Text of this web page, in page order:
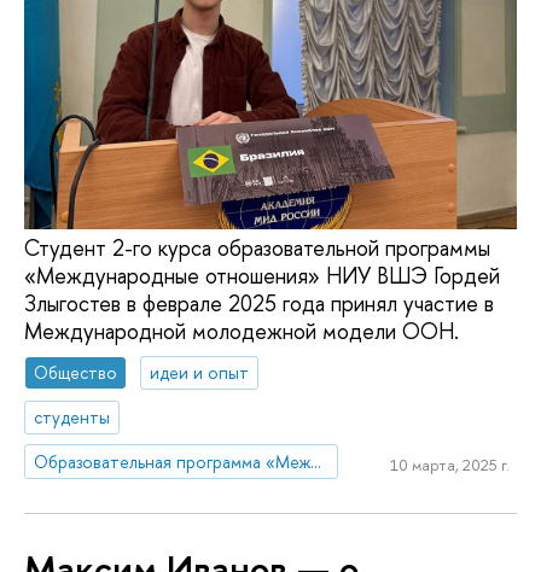
Студент 2-го курса образовательной программы
«Международные отношения» НИУ ВШЭ Гордей
Злыгостев в феврале 2025 года принял участие в
Международной молодежной модели ООН.
Общество
идеи и опыт
студенты
Образовательная программа «Международные отношения»
10 марта, 2025 г.